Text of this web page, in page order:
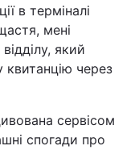
в терміналі
мені
який
квитанцію через
сервісом
спогади про